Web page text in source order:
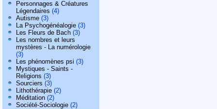
Personnages & Créatures
Légendaires (4)
Autisme (3)
La Psychogénéalogie (3)
Les Fleurs de Bach (3)
Les nombres et leurs
mystères - La numérologie
(3)
Les phénomènes psi (3)
Mystiques - Saints -
Religions (3)
Sourciers (3)
Lithothérapie (2)
Méditation (2)
Société-Sociologie (2)